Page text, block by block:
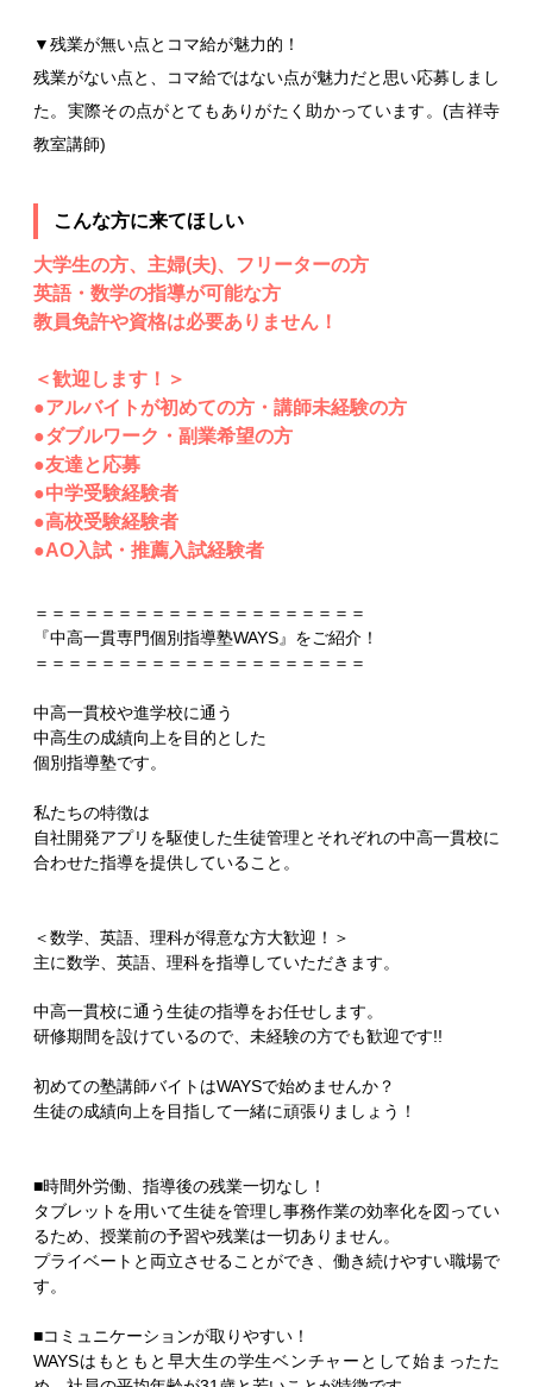
▼残業が無い点とコマ給が魅力的！
残業がない点と、コマ給ではない点が魅力だと思い応募しまし
た。実際その点がとてもありがたく助かっています。(吉祥寺
教室講師)
こんな方に来てほしい
大学生の方、主婦(夫)、フリーターの方
英語・数学の指導が可能な方
教員免許や資格は必要ありません！
＜歓迎します！＞
●アルバイトが初めての方・講師未経験の方
●ダブルワーク・副業希望の方
●友達と応募
●中学受験経験者
●高校受験経験者
●AO入試・推薦入試経験者
＝＝＝＝＝＝＝＝＝＝＝＝＝＝＝＝＝＝＝＝
『中高一貫専門個別指導塾WAYS』をご紹介！
＝＝＝＝＝＝＝＝＝＝＝＝＝＝＝＝＝＝＝＝
中高一貫校や進学校に通う
中高生の成績向上を目的とした
個別指導塾です。
私たちの特徴は
自社開発アプリを駆使した生徒管理とそれぞれの中高一貫校に
合わせた指導を提供していること。
＜数学、英語、理科が得意な方大歓迎！＞
主に数学、英語、理科を指導していただきます。
中高一貫校に通う生徒の指導をお任せします。
研修期間を設けているので、未経験の方でも歓迎です!!
初めての塾講師バイトはWAYSで始めませんか？
生徒の成績向上を目指して一緒に頑張りましょう！
■時間外労働、指導後の残業一切なし！
タブレットを用いて生徒を管理し事務作業の効率化を図ってい
るため、授業前の予習や残業は一切ありません。
プライベートと両立させることができ、働き続けやすい職場で
す。
■コミュニケーションが取りやすい！
WAYSはもともと早大生の学生ベンチャーとして始まったた